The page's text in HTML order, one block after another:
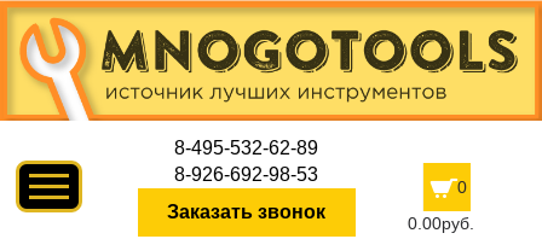
8-495-532-62-89
8-926-692-98-53
Заказать звонок
0
0.00руб.